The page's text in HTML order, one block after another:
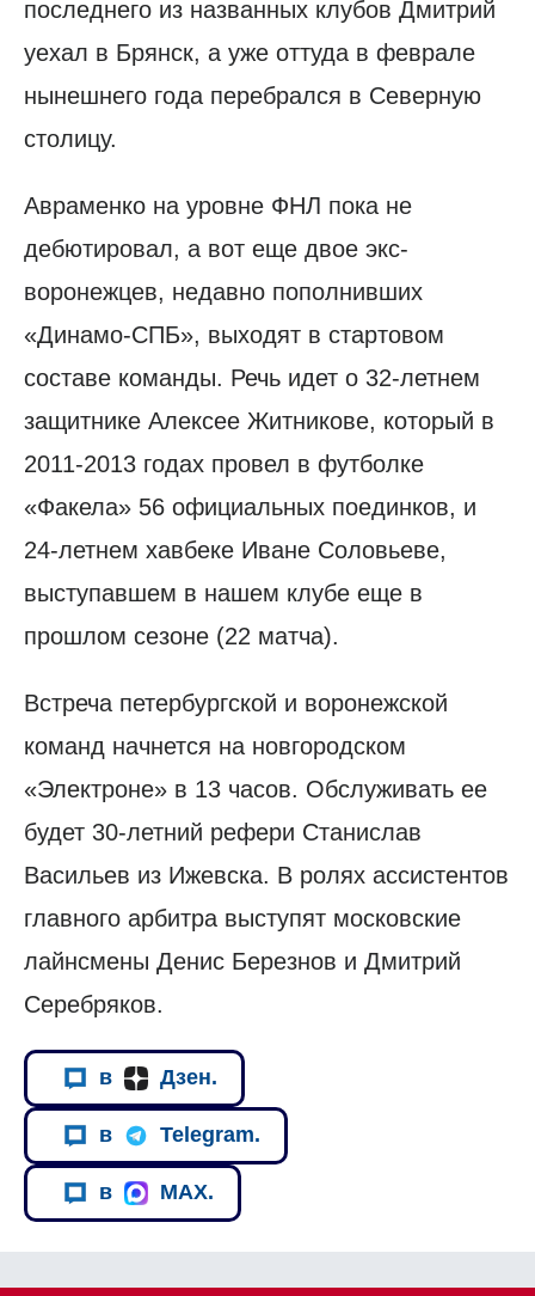
последнего из названных клубов Дмитрий
уехал в Брянск, а уже оттуда в феврале
нынешнего года перебрался в Северную
столицу.
Авраменко на уровне ФНЛ пока не
дебютировал, а вот еще двое экс-
воронежцев, недавно пополнивших
«Динамо-СПБ», выходят в стартовом
составе команды. Речь идет о 32-летнем
защитнике Алексее Житникове, который в
2011-2013 годах провел в футболке
«Факела» 56 официальных поединков, и
24-летнем хавбеке Иване Соловьеве,
выступавшем в нашем клубе еще в
прошлом сезоне (22 матча).
Встреча петербургской и воронежской
команд начнется на новгородском
«Электроне» в 13 часов. Обслуживать ее
будет 30-летний рефери Станислав
Васильев из Ижевска. В ролях ассистентов
главного арбитра выступят московские
лайнсмены Денис Березнов и Дмитрий
Серебряков.
в Дзен.
в Telegram.
в MAX.